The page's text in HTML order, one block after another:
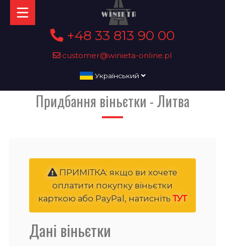
+48 33 813 90 00
customer@winieta-online.pl
Український
Придбання віньєтки - Литва
ПРИМІТКА: якщо ви хочете
оплатити покупку віньєтки
карткою або PayPal, натиснітьТУТ
Дані віньєтки